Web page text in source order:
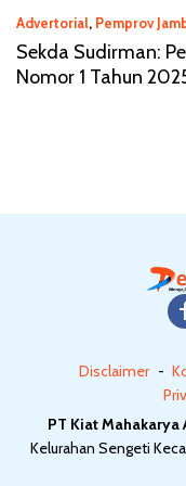
Advertorial, Pemprov
Sekda Sudirman:
Nomor 1 Tahun
Disclaimer
PT Kiat Mahakarya
Kelurahan Sengeti